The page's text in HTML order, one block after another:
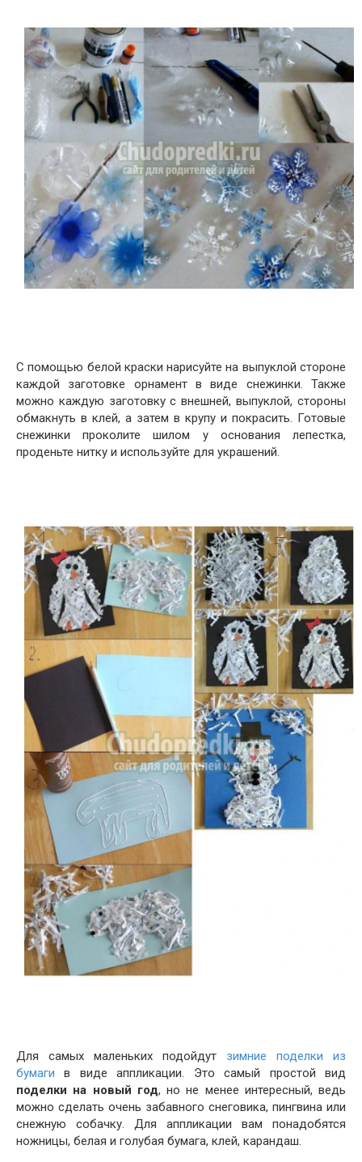
С помощью белой краски нарисуйте на выпуклой стороне
каждой заготовке орнамент в виде снежинки. Также
можно каждую заготовку с внешней, выпуклой, стороны
обмакнуть в клей, а затем в крупу и покрасить. Готовые
снежинки проколите шилом у основания лепестка,
проденьте нитку и используйте для украшений.
Для самых маленьких подойдут зимние поделки из
бумаги в виде аппликации. Это самый простой вид
поделки на новый год, но не менее интересный, ведь
можно сделать очень забавного снеговика, пингвина или
снежную собачку. Для аппликации вам понадобятся
ножницы, белая и голубая бумага, клей, карандаш.